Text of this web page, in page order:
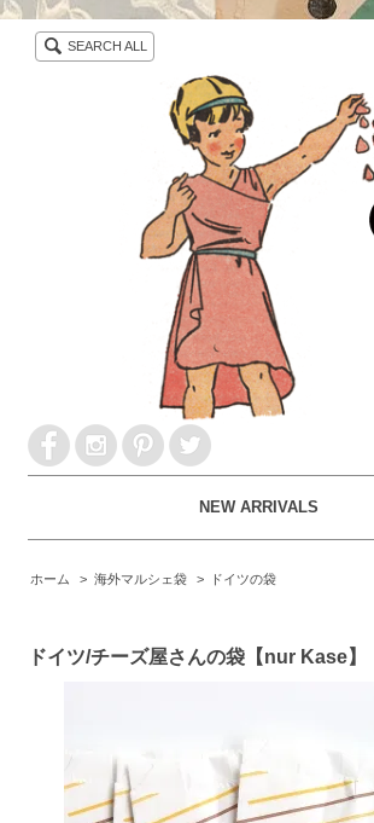
SEARCH ALL
NEW ARRIVALS
ホーム > 海外マルシェ袋 > ドイツの袋
ドイツ/チーズ屋さんの袋【nur Kase】